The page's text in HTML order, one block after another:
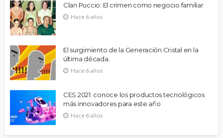
Clan Puccio: El crimen como negocio familiar
Hace 6 años
El surgimiento de la Generación Cristal en la
última década.
Hace 6 años
CES 2021: conoce los productos tecnológicos
más innovadores para este año
Hace 6 años